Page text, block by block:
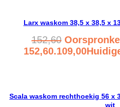
Larx waskom 38,5 x 38,5 x
152,60
152,60.109,00
Scala waskom rechthoekig 56 x
wit